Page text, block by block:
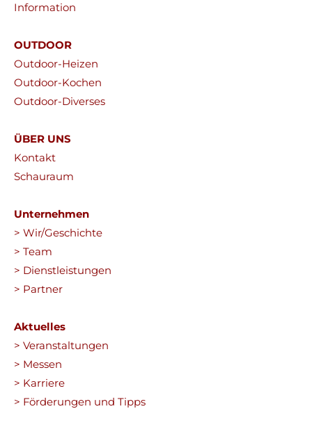
Information
OUTDOOR
Outdoor-Heizen
Outdoor-Kochen
Outdoor-Diverses
ÜBER UNS
Kontakt
Schauraum
Unternehmen
> Wir/Geschichte
> Team
> Dienstleistungen
> Partner
Aktuelles
> Veranstaltungen
> Messen
> Karriere
> Förderungen und Tipps